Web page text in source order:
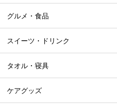
グルメ・食品
スイーツ・ドリンク
タオル・寝具
ケアグッズ